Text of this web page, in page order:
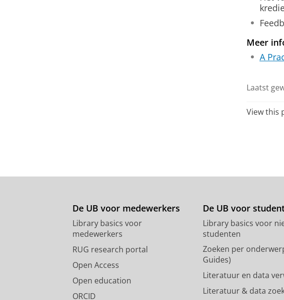
Meer
A
Laatst
View this
De UB voor medewerkers
Library basics voor
medewerkers
RUG research portal
Open Access
Open education
ORCID
De UB voor
Library basics voor
studenten
Zoeken per
Guides)
Literatuur en data
Literatuur & data